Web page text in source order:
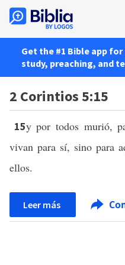
Get the #1 Bible app
study, preaching, and
2 Corintios 5:15
15y por todos murió,
vivan para sí, sino para
ellos.
Leer más